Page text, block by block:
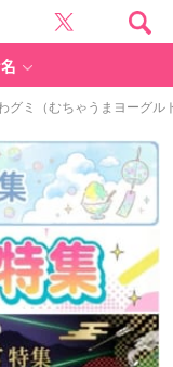
グミ（むちゃうまヨーグル